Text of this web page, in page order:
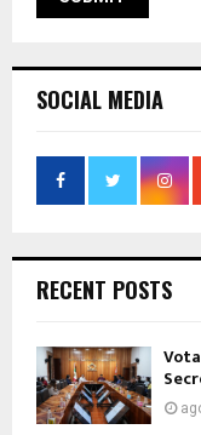
SOCIAL MEDIA
RECENT POSTS